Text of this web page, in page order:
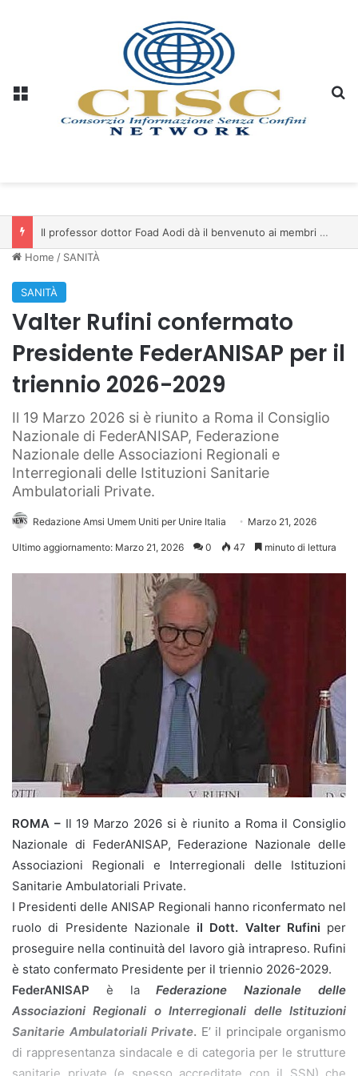
Il professor dottor Foad Aodi dà il benvenuto ai membri del Comitato per le Scienze delle Piramidi e le Scienze Archeologiche…
Home / SANITÀ
SANITÀ
Valter Rufini confermato
Presidente FederANISAP per il
triennio 2026-2029
Il 19 Marzo 2026 si è riunito a Roma il Consiglio
Nazionale di FederANISAP, Federazione
Nazionale delle Associazioni Regionali e
Interregionali delle Istituzioni Sanitarie
Ambulatoriali Private.
Redazione Amsi Umem Uniti per Unire Italia Marzo 21, 2026
Ultimo aggiornamento: Marzo 21, 2026 0 47 minuto di lettura
ROMA –Il 19 Marzo 2026 si è riunito a Roma il Consiglio
Nazionale di FederANISAP, Federazione Nazionale delle
Associazioni Regionali e Interregionali delle Istituzioni
Sanitarie Ambulatoriali Private.
I Presidenti delle ANISAP Regionali hanno riconfermato nel
ruolo di Presidente Nazionale il Dott. Valter Rufini per
proseguire nella continuità del lavoro già intrapreso. Rufini
è stato confermato Presidente per il triennio 2026-2029.
FederANISAP è laFederazione Nazionale delle
Associazioni Regionali o Interregionali delle Istituzioni
Sanitarie Ambulatoriali Private. E’ il principale organismo
di rappresentanza sindacale e di categoria per le strutture